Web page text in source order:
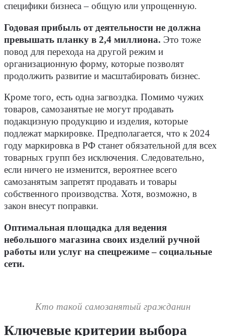
специфики бизнеса – общую или упрощенную.
Годовая прибыль от деятельности не должна
превышать планку в 2,4 миллиона. Это тоже
повод для перехода на другой режим и
организационную форму, которые позволят
продолжить развитие и масштабировать бизнес.
Кроме того, есть одна загвоздка. Помимо чужих
товаров, самозанятые не могут продавать
подакцизную продукцию и изделия, которые
подлежат маркировке. Предполагается, что к 2024
году маркировка в РФ станет обязательной для всех
товарных групп без исключения. Следовательно,
если ничего не изменится, вероятнее всего
самозанятым запретят продавать и товары
собственного производства. Хотя, возможно, в
закон внесут поправки.
Оптимальная площадка для ведения
небольшого магазина своих изделий ручной
работы или услуг на спецрежиме – социальные
сети.
Кто такой самозанятый гражданин
Ключевые критерии выбора